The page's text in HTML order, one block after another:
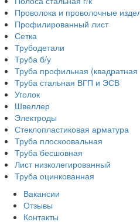
Проволока и проволочные
Профилированный лист
Сетка
Трубодетали
Труба б/у
Труба профильная
Труба стальная ВГП и ЭСВ
Уголок
Швеллер
Электроды
Стеклопластиковая арматура
Труба плоскоовальная
Труба бесшовная
Лист низколегированный
Труба оцинкованная
Вакансии
Отзывы
Контакты